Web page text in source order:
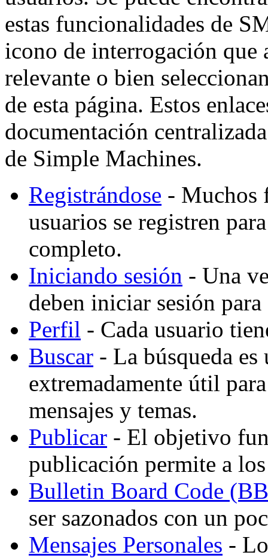
estas funcionalidades de
icono de interrogación que
relevante o bien
de esta página. Estos
documentación
de Simple Machines.
Registrándose - Muchos
usuarios se registren
completo.
Iniciando sesión - Una
deben iniciar sesión para
Perfil - Cada usuario
Buscar - La búsqueda es
extremadamente útil
mensajes y temas.
Publicar - El objetivo
publicación permite a
Bulletin Board Code
ser sazonados con un
Mensajes Personales -